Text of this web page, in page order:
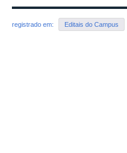
registrado em: Editais do Campus